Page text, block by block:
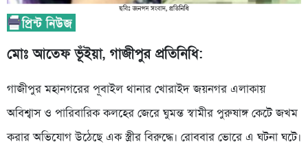
মোঃ আতেফ ভূঁইয়া, গাজীপুর প্রতিনিধি:
গাজীপুর মহানগরের পূবাইল থানার খোরাইদ জয়নগর এলাকায়
অবিশ্বাস ও পারিবারিক কলহের জেরে ঘুমন্ত স্বামীর পুরুষাঙ্গ কেটে জখম
করার অভিযোগ উঠেছে এক স্ত্রীর বিরুদ্ধে। রোববার ভোরে এ ঘটনা ঘটে।